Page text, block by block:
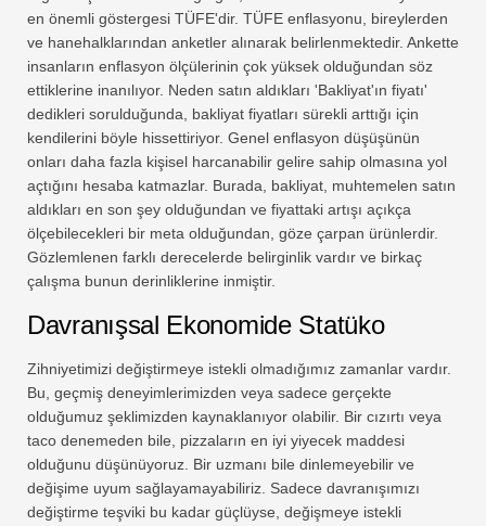
en önemli göstergesi TÜFE'dir. TÜFE enflasyonu, bireylerden
ve hanehalklarından anketler alınarak belirlenmektedir. Ankette
insanların enflasyon ölçülerinin çok yüksek olduğundan söz
ettiklerine inanılıyor. Neden satın aldıkları 'Bakliyat'ın fiyatı'
dedikleri sorulduğunda, bakliyat fiyatları sürekli arttığı için
kendilerini böyle hissettiriyor. Genel enflasyon düşüşünün
onları daha fazla kişisel harcanabilir gelire sahip olmasına yol
açtığını hesaba katmazlar. Burada, bakliyat, muhtemelen satın
aldıkları en son şey olduğundan ve fiyattaki artışı açıkça
ölçebilecekleri bir meta olduğundan, göze çarpan ürünlerdir.
Gözlemlenen farklı derecelerde belirginlik vardır ve birkaç
çalışma bunun derinliklerine inmiştir.
Davranışsal Ekonomide Statüko
Zihniyetimizi değiştirmeye istekli olmadığımız zamanlar vardır.
Bu, geçmiş deneyimlerimizden veya sadece gerçekte
olduğumuz şeklimizden kaynaklanıyor olabilir. Bir cızırtı veya
taco denemeden bile, pizzaların en iyi yiyecek maddesi
olduğunu düşünüyoruz. Bir uzmanı bile dinlemeyebilir ve
değişime uyum sağlayamayabiliriz. Sadece davranışımızı
değiştirme teşviki bu kadar güçlüyse, değişmeye istekli